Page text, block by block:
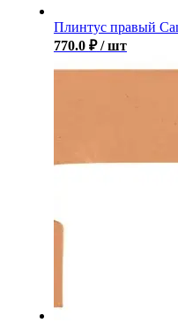
Плинтус правый
770.0 ₽ / шт